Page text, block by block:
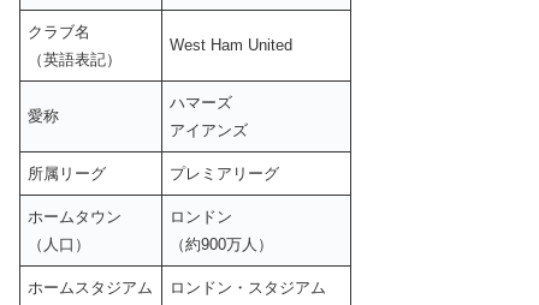
クラブ名
（英語表記）
West Ham United
愛称
ハマーズ
アイアンズ
所属リーグ プレミアリーグ
ホームタウン
（人口）
ロンドン
（約900万人）
ホームスタジアム
ロンドン・スタジアム